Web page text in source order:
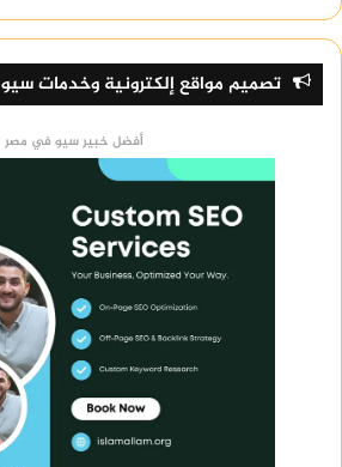
تصميم مواقع إلكترونية وخدمات سيو
أفضل خبير سيو في مصر